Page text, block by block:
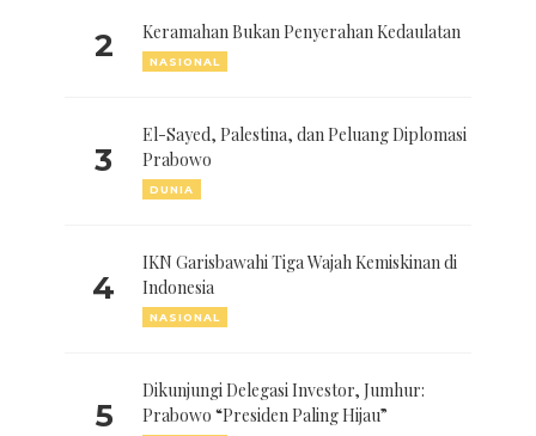
2 Keramahan Bukan Penyerahan Kedaulatan
NASIONAL
3
El-Sayed, Palestina, dan Peluang Diplomasi
Prabowo
DUNIA
4
IKN Garisbawahi Tiga Wajah Kemiskinan di
Indonesia
NASIONAL
5
Dikunjungi Delegasi Investor, Jumhur:
Prabowo “Presiden Paling Hijau”